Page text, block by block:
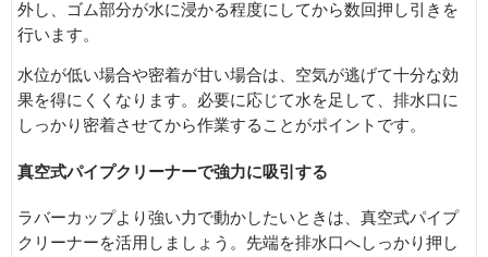
外し、ゴム部分が水に浸かる程度にしてから数回押し引きを
行います。
水位が低い場合や密着が甘い場合は、空気が逃げて十分な効
果を得にくくなります。必要に応じて水を足して、排水口に
しっかり密着させてから作業することがポイントです。
真空式パイプクリーナーで強力に吸引する
ラバーカップより強い力で動かしたいときは、真空式パイプ
クリーナーを活用しましょう。先端を排水口へしっかり押し